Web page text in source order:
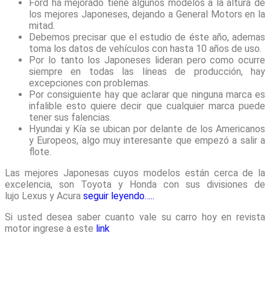
Ford ha mejorado tiene algunos modelos a la altura de
los mejores Japoneses, dejando a General Motors en la
mitad.
Debemos precisar que el estudio de éste año, ademas
toma los datos de vehículos con hasta 10 años de uso.
Por lo tanto los Japoneses lideran pero como ocurre
siempre en todas las líneas de producción, hay
excepciones con problemas.
Por consiguiente hay que aclarar que ninguna marca es
infalible esto quiere decir que cualquier marca puede
tener sus falencias.
Hyundai y Kía se ubican por delante de los Americanos
y Europeos, algo muy interesante que empezó a salir a
flote.
Las mejores Japonesas cuyos modelos están cerca de la
excelencia, son Toyota y Honda con sus divisiones de
lujo Lexus y Acura seguir leyendo…..
Si usted desea saber cuanto vale su carro hoy en revista
motor ingrese a este link